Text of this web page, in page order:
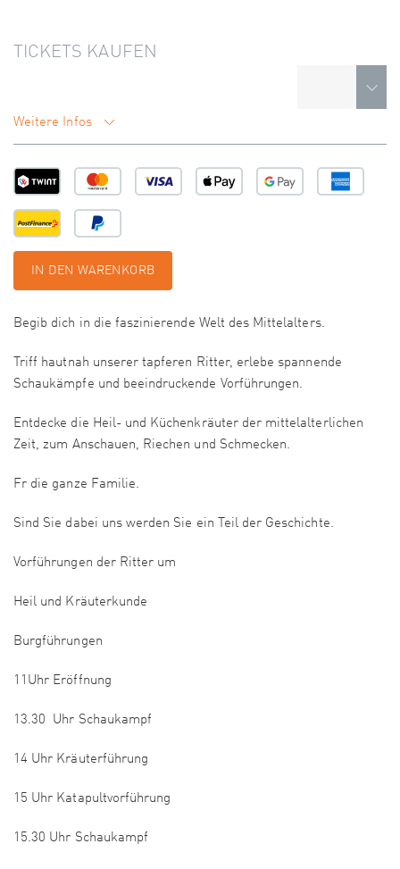
TICKETS KAUFEN
Weitere Infos
IN DEN WARENKORB
Begib dich in die faszinierende Welt des Mittelalters.
Triff hautnah unserer tapferen Ritter, erlebe spannende
Schaukämpfe und beeindruckende Vorführungen.
Entdecke die Heil- und Küchenkräuter der mittelalterlichen
Zeit, zum Anschauen, Riechen und Schmecken.
Fr die ganze Familie.
Sind Sie dabei uns werden Sie ein Teil der Geschichte.
Vorführungen der Ritter um
Heil und Kräuterkunde
Burgführungen
11Uhr Eröffnung
13.30 Uhr Schaukampf
14 Uhr Kräuterführung
15 Uhr Katapultvorführung
15.30 Uhr Schaukampf